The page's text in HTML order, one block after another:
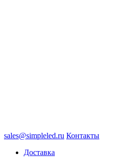
sales@simpleled.ru Контакты
Доставка